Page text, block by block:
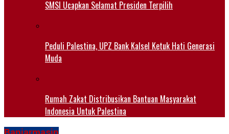
SMSI Ucapkan Selamat Presiden Terpilih
Peduli Palestina, UPZ Bank Kalsel Ketuk Hati Generasi
Muda
Rumah Zakat Distribusikan Bantuan Masyarakat
Indonesia Untuk Palestina